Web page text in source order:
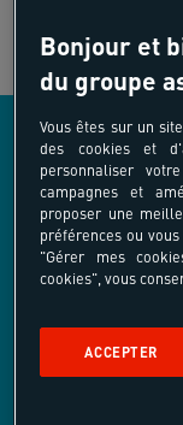
LES
Bonjour et
du groupe
Vous êtes sur un
des cookies et
personnaliser
campagnes et
proposer une
préférences ou
"Gérer mes
cookies", vous
ACCEPTER